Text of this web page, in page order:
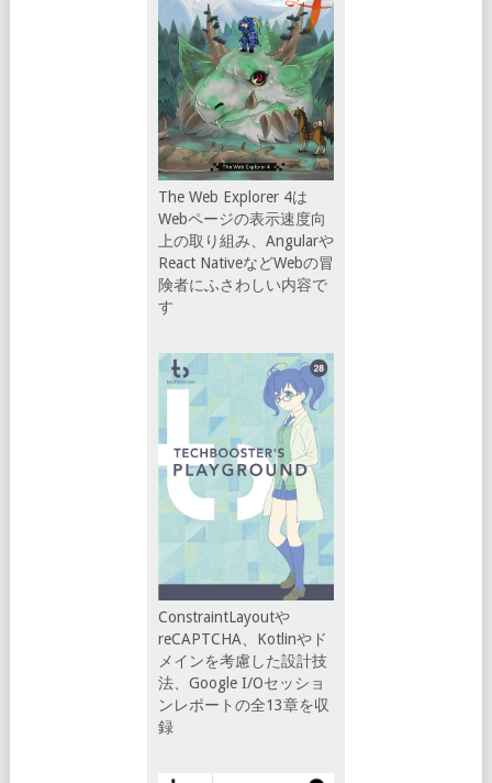
The Web Explorer 4は
Webページの表示速度向
上の取り組み、Angularや
React NativeなどWebの冒
険者にふさわしい内容で
す
ConstraintLayoutや
reCAPTCHA、Kotlinやド
メインを考慮した設計技
法、Google I/Oセッショ
ンレポートの全13章を収
録